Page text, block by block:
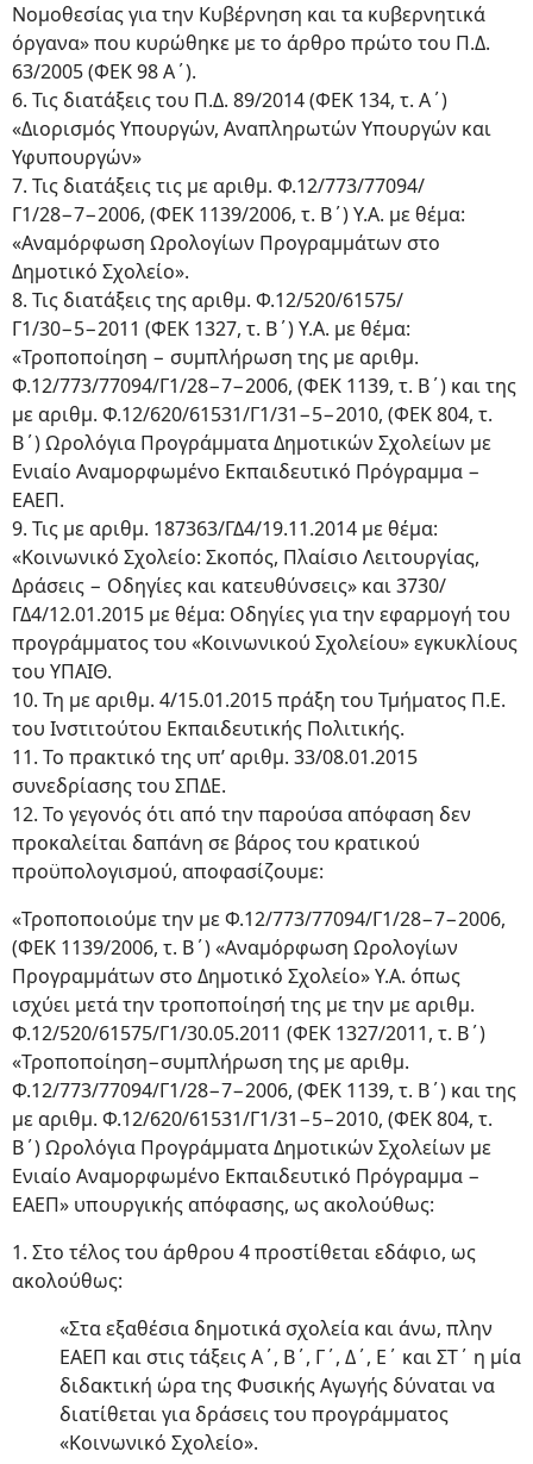
Νομοθεσίας για την Κυβέρνηση και τα κυβερνητικά
όργανα» που κυρώθηκε με το άρθρο πρώτο του Π.Δ.
63/2005 (ΦΕΚ 98 Α΄).
6. Τις διατάξεις του Π.Δ. 89/2014 (ΦΕΚ 134, τ. Α΄)
«Διορισμός Υπουργών, Αναπληρωτών Υπουργών και
Υφυπουργών»
7. Τις διατάξεις τις με αριθμ. Φ.12/773/77094/
Γ1/28−7−2006, (ΦΕΚ 1139/2006, τ. Β΄) Υ.Α. με θέμα:
«Αναμόρφωση Ωρολογίων Προγραμμάτων στο
Δημοτικό Σχολείο».
8. Τις διατάξεις της αριθμ. Φ.12/520/61575/
Γ1/30−5−2011 (ΦΕΚ 1327, τ. Β΄) Υ.Α. με θέμα:
«Τροποποίηση − συμπλήρωση της με αριθμ.
Φ.12/773/77094/Γ1/28−7−2006, (ΦΕΚ 1139, τ. Β΄) και της
με αριθμ. Φ.12/620/61531/Γ1/31−5−2010, (ΦΕΚ 804, τ.
Β΄) Ωρολόγια Προγράμματα Δημοτικών Σχολείων με
Ενιαίο Αναμορφωμένο Εκπαιδευτικό Πρόγραμμα −
ΕΑΕΠ.
9. Τις με αριθμ. 187363/ΓΔ4/19.11.2014 με θέμα:
«Κοινωνικό Σχολείο: Σκοπός, Πλαίσιο Λειτουργίας,
Δράσεις − Οδηγίες και κατευθύνσεις» και 3730/
ΓΔ4/12.01.2015 με θέμα: Οδηγίες για την εφαρμογή του
προγράμματος του «Κοινωνικού Σχολείου» εγκυκλίους
του ΥΠΑΙΘ.
10. Τη με αριθμ. 4/15.01.2015 πράξη του Τμήματος Π.Ε.
του Iνστιτούτου Εκπαιδευτικής Πολιτικής.
11. Το πρακτικό της υπ’ αριθμ. 33/08.01.2015
συνεδρίασης του ΣΠΔΕ.
12. Το γεγονός ότι από την παρούσα απόφαση δεν
προκαλείται δαπάνη σε βάρος του κρατικού
προϋπολογισμού, αποφασίζουμε:
«Τροποποιούμε την με Φ.12/773/77094/Γ1/28−7−2006,
(ΦΕΚ 1139/2006, τ. Β΄) «Αναμόρφωση Ωρολογίων
Προγραμμάτων στο Δημοτικό Σχολείο» Υ.Α. όπως
ισχύει μετά την τροποποίησή της με την με αριθμ.
Φ.12/520/61575/Γ1/30.05.2011 (ΦΕΚ 1327/2011, τ. Β΄)
«Τροποποίηση−συμπλήρωση της με αριθμ.
Φ.12/773/77094/Γ1/28−7−2006, (ΦΕΚ 1139, τ. Β΄) και της
με αριθμ. Φ.12/620/61531/Γ1/31−5−2010, (ΦΕΚ 804, τ.
Β΄) Ωρολόγια Προγράμματα Δημοτικών Σχολείων με
Ενιαίο Αναμορφωμένο Εκπαιδευτικό Πρόγραμμα −
ΕΑΕΠ» υπουργικής απόφασης, ως ακολούθως:
1. Στο τέλος του άρθρου 4 προστίθεται εδάφιο, ως
ακολούθως:
«Στα εξαθέσια δημοτικά σχολεία και άνω, πλην
ΕΑΕΠ και στις τάξεις Α΄, Β΄, Γ΄, Δ΄, Ε΄ και ΣΤ΄ η μία
διδακτική ώρα της Φυσικής Αγωγής δύναται να
διατίθεται για δράσεις του προγράμματος
«Κοινωνικό Σχολείο».